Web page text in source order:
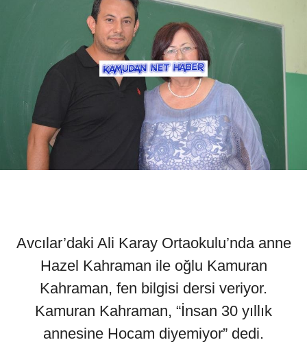
Avcılar’daki Ali Karay Ortaokulu’nda anne
Hazel Kahraman ile oğlu Kamuran
Kahraman, fen bilgisi dersi veriyor.
Kamuran Kahraman, “İnsan 30 yıllık
annesine Hocam diyemiyor” dedi.